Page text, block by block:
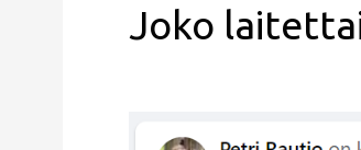
Joko